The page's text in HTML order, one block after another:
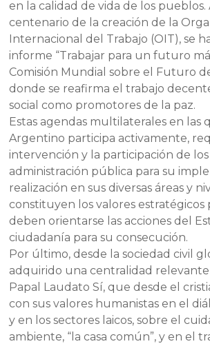
en la calidad de vida de los pueblos.
centenario de la creación de la
Internacional del Trabajo (OIT), se
informe “Trabajar para un futuro
Comisión Mundial sobre el Futuro
donde se reafirma el trabajo
social como promotores de la paz.
Estas agendas multilaterales en las
Argentino participa activamente,
intervención y la participación de
administración pública para su
realización en sus diversas áreas y
constituyen los valores estratégicos
deben orientarse las acciones del
ciudadanía para su consecución.
Por último, desde la sociedad civil
adquirido una centralidad
Papal Laudato Sí, que desde el
con sus valores humanistas en el
y en los sectores laicos, sobre el
ambiente, “la casa común”, y en el